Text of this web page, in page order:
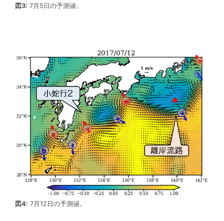
図3: 7月5日の予測値。
図4: 7月12日の予測値。